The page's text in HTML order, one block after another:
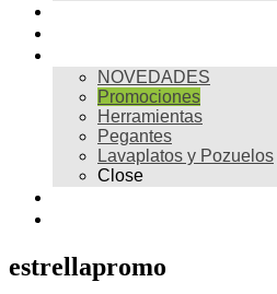
NOVEDADES
Promociones
Herramientas
Pegantes
Lavaplatos y Pozuelos
Close
estrellapromo